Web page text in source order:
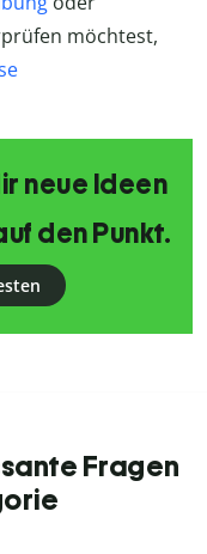
möchtest,
neue Ideen
den Punkt.
Fragen